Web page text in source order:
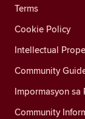
Terms
Cookie Policy
Intellectual
Community
Impormasyon
Community